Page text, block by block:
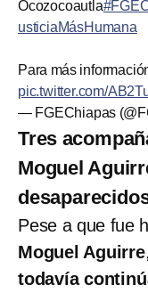
Ocozocoautla
usticiaMásHumana
Para más
pic.twitter.com/
— FGEChiapas
Tres
Moguel
Pese a que fue
Moguel Aguirre
todavía